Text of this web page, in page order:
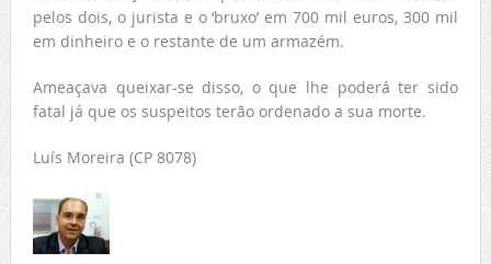
pelos dois, o jurista e o ‘bruxo’ em 700 mil euros, 300 mil
em dinheiro e o restante de um armazém.
Ameaçava queixar-se disso, o que lhe poderá ter sido
fatal já que os suspeitos terão ordenado a sua morte.
Luís Moreira (CP 8078)